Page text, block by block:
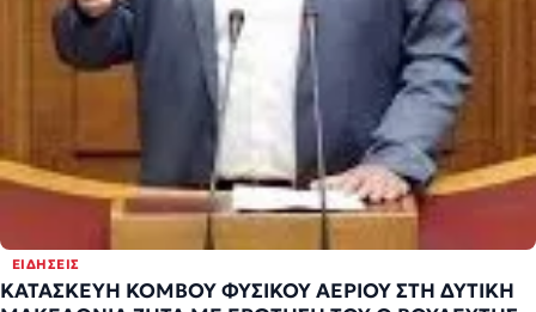
ΕΙΔΉΣΕΙΣ
ΚΑΤΑΣΚΕΥΗ ΚΟΜΒΟΥ ΦΥΣΙΚΟΥ ΑΕΡΙΟΥ ΣΤΗ ΔΥΤΙΚΗ